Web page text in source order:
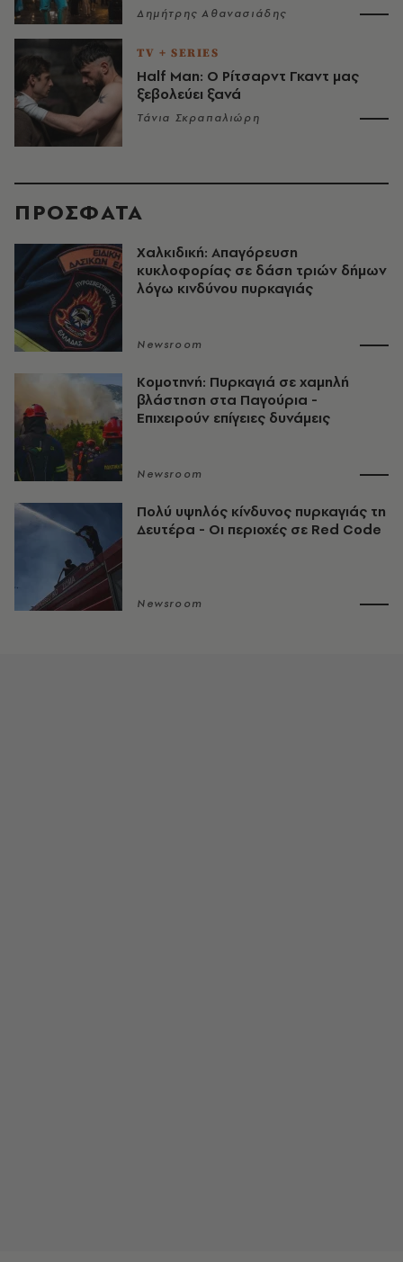
Δημήτρης Αθανασιάδης
TV + SERIES
Half Man: Ο Ρίτσαρντ Γκαντ μας
ξεβολεύει ξανά
Τάνια Σκραπαλιώρη
ΠΡΟΣΦΑΤΑ
Χαλκιδική: Απαγόρευση
κυκλοφορίας σε δάση τριών δήμων
λόγω κινδύνου πυρκαγιάς
Newsroom
Κομοτηνή: Πυρκαγιά σε χαμηλή
βλάστηση στα Παγούρια -
Επιχειρούν επίγειες δυνάμεις
Newsroom
Πολύ υψηλός κίνδυνος πυρκαγιάς τη
Δευτέρα - Οι περιοχές σε Red Code
Newsroom